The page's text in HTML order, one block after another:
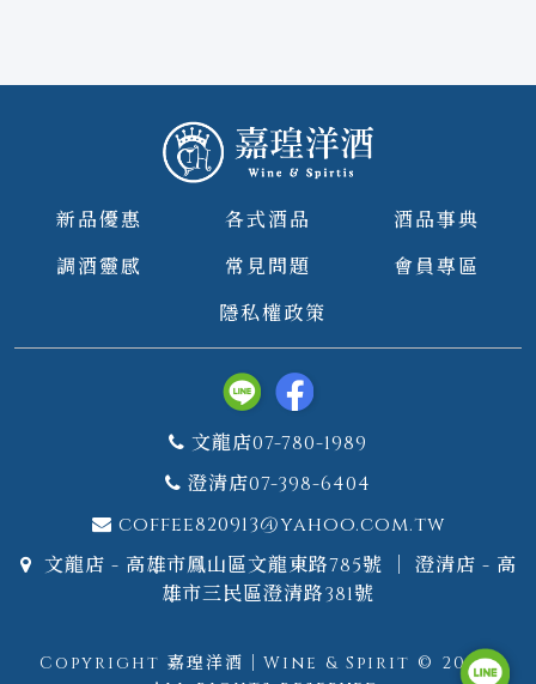
新品優惠 各式酒品
酒品事典
調酒靈感
常見問題
會員專區
隱私權政策
文龍店07-780-1989
澄清店07-398-6404
coffee820913@yahoo.com.tw
文龍店 - 高雄市鳳山區文龍東路785號 ｜ 澄清店 - 高
雄市三民區澄清路381號
Copyright 嘉瑝洋酒｜Wine & Spirit © 2026.